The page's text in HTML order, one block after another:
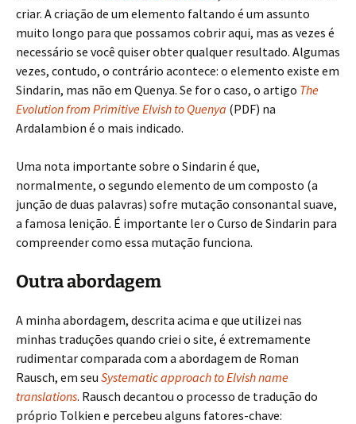
criar. A criação de um elemento faltando é um assunto
muito longo para que possamos cobrir aqui, mas as vezes é
necessário se você quiser obter qualquer resultado. Algumas
vezes, contudo, o contrário acontece: o elemento existe em
Sindarin, mas não em Quenya. Se for o caso, o artigo The
Evolution from Primitive Elvish to Quenya (PDF) na
Ardalambion é o mais indicado.
Uma nota importante sobre o Sindarin é que,
normalmente, o segundo elemento de um composto (a
junção de duas palavras) sofre mutação consonantal suave,
a famosa lenição. É importante ler o Curso de Sindarin para
compreender como essa mutação funciona.
Outra abordagem
A minha abordagem, descrita acima e que utilizei nas
minhas traduções quando criei o site, é extremamente
rudimentar comparada com a abordagem de Roman
Rausch, em seu Systematic approach to Elvish name
translations. Rausch decantou o processo de tradução do
próprio Tolkien e percebeu alguns fatores-chave: